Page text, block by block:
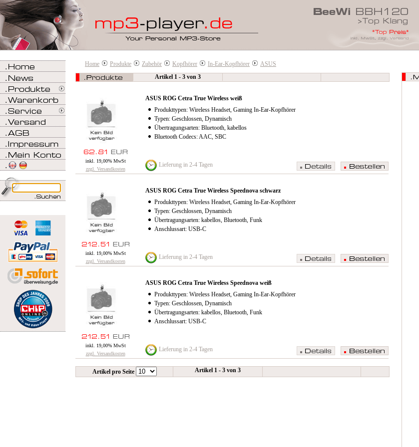
Home Produkte Zubehör Kopfhörer In-Ear-Kopfhörer
ASUS
Artikel 1 - 3 von 3
ASUS ROG Cetra True Wireless weiß
Produkttypen: Wireless Headset, Gaming In-Ear-Kopfhörer
Typen: Geschlossen, Dynamisch
Übertragungsarten: Bluetooth, kabellos
Bluetooth Codecs: AAC, SBC
inkl. 19,00% MwSt
zzgl. Versandkosten
Lieferung in 2-4 Tagen
ASUS ROG Cetra True Wireless Speednova schwarz
Produkttypen: Wireless Headset, Gaming In-Ear-Kopfhörer
Typen: Geschlossen, Dynamisch
Übertragungsarten: kabellos, Bluetooth, Funk
Anschlussart: USB-C
inkl. 19,00% MwSt
zzgl. Versandkosten
Lieferung in 2-4 Tagen
ASUS ROG Cetra True Wireless Speednova weiß
Produkttypen: Wireless Headset, Gaming In-Ear-Kopfhörer
Typen: Geschlossen, Dynamisch
Übertragungsarten: kabellos, Bluetooth, Funk
Anschlussart: USB-C
inkl. 19,00% MwSt
zzgl. Versandkosten
Lieferung in 2-4 Tagen
Artikel pro Seite Artikel 1 - 3 von 3